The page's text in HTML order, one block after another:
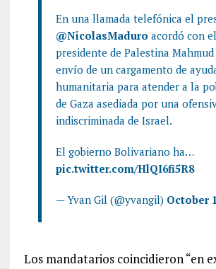
En una llamada telefónica el
@NicolasMaduro acordó con el
presidente de Palestina Mahmud
envío de un cargamento de
humanitaria para atender a la
de Gaza asediada por una
indiscriminada de Israel.
El gobierno Bolivariano ha…
pic.twitter.com/HlQI6fi5R8
— Yvan Gil (@yvangil) October
Los mandatarios coincidieron “en